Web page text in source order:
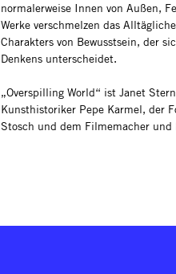
normalerweise Innen von Außen,
Werke verschmelzen das
Charakters von Bewusstsein, der
Denkens unterscheidet.
„Overspilling World“ ist Janet
Kunsthistoriker Pepe Karmel, der
Stosch und dem Filmemacher und